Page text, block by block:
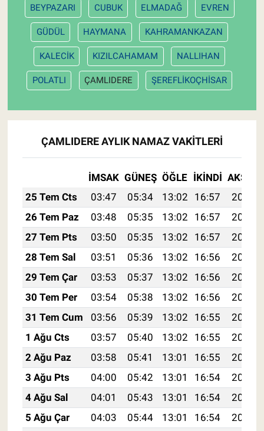
BEYPAZARI CUBUK ELMADAĞ EVREN
GÜDÜL HAYMANA KAHRAMANKAZAN
KALECİK KIZILCAHAMAM NALLIHAN
POLATLI ÇAMLIDERE ŞEREFLİKOÇHİSAR
ÇAMLIDERE AYLIK NAMAZ VAKITLERI
İMSAK GÜNEŞ ÖĞLE İKINDI AKŞAM
25 Tem Cts
03:47 05:34 13:02 16:57
20:20
26 Tem Paz
03:48 05:35 13:02 16:57
20:19
27 Tem Pts
03:50 05:35 13:02 16:57
20:18
28 Tem Sal
03:51 05:36 13:02 16:56
20:17
29 Tem Çar
03:53 05:37 13:02 16:56
20:16
30 Tem Per
03:54 05:38 13:02 16:56
20:15
31 Tem Cum
03:56 05:39 13:02 16:55
20:14
1 Ağu Cts
03:57 05:40 13:02 16:55
20:13
2 Ağu Paz
03:58 05:41 13:01 16:55
20:12
3 Ağu Pts
04:00 05:42 13:01 16:54
20:11
4 Ağu Sal
04:01 05:43 13:01 16:54
20:10
5 Ağu Çar
04:03 05:44 13:01 16:54
20:09